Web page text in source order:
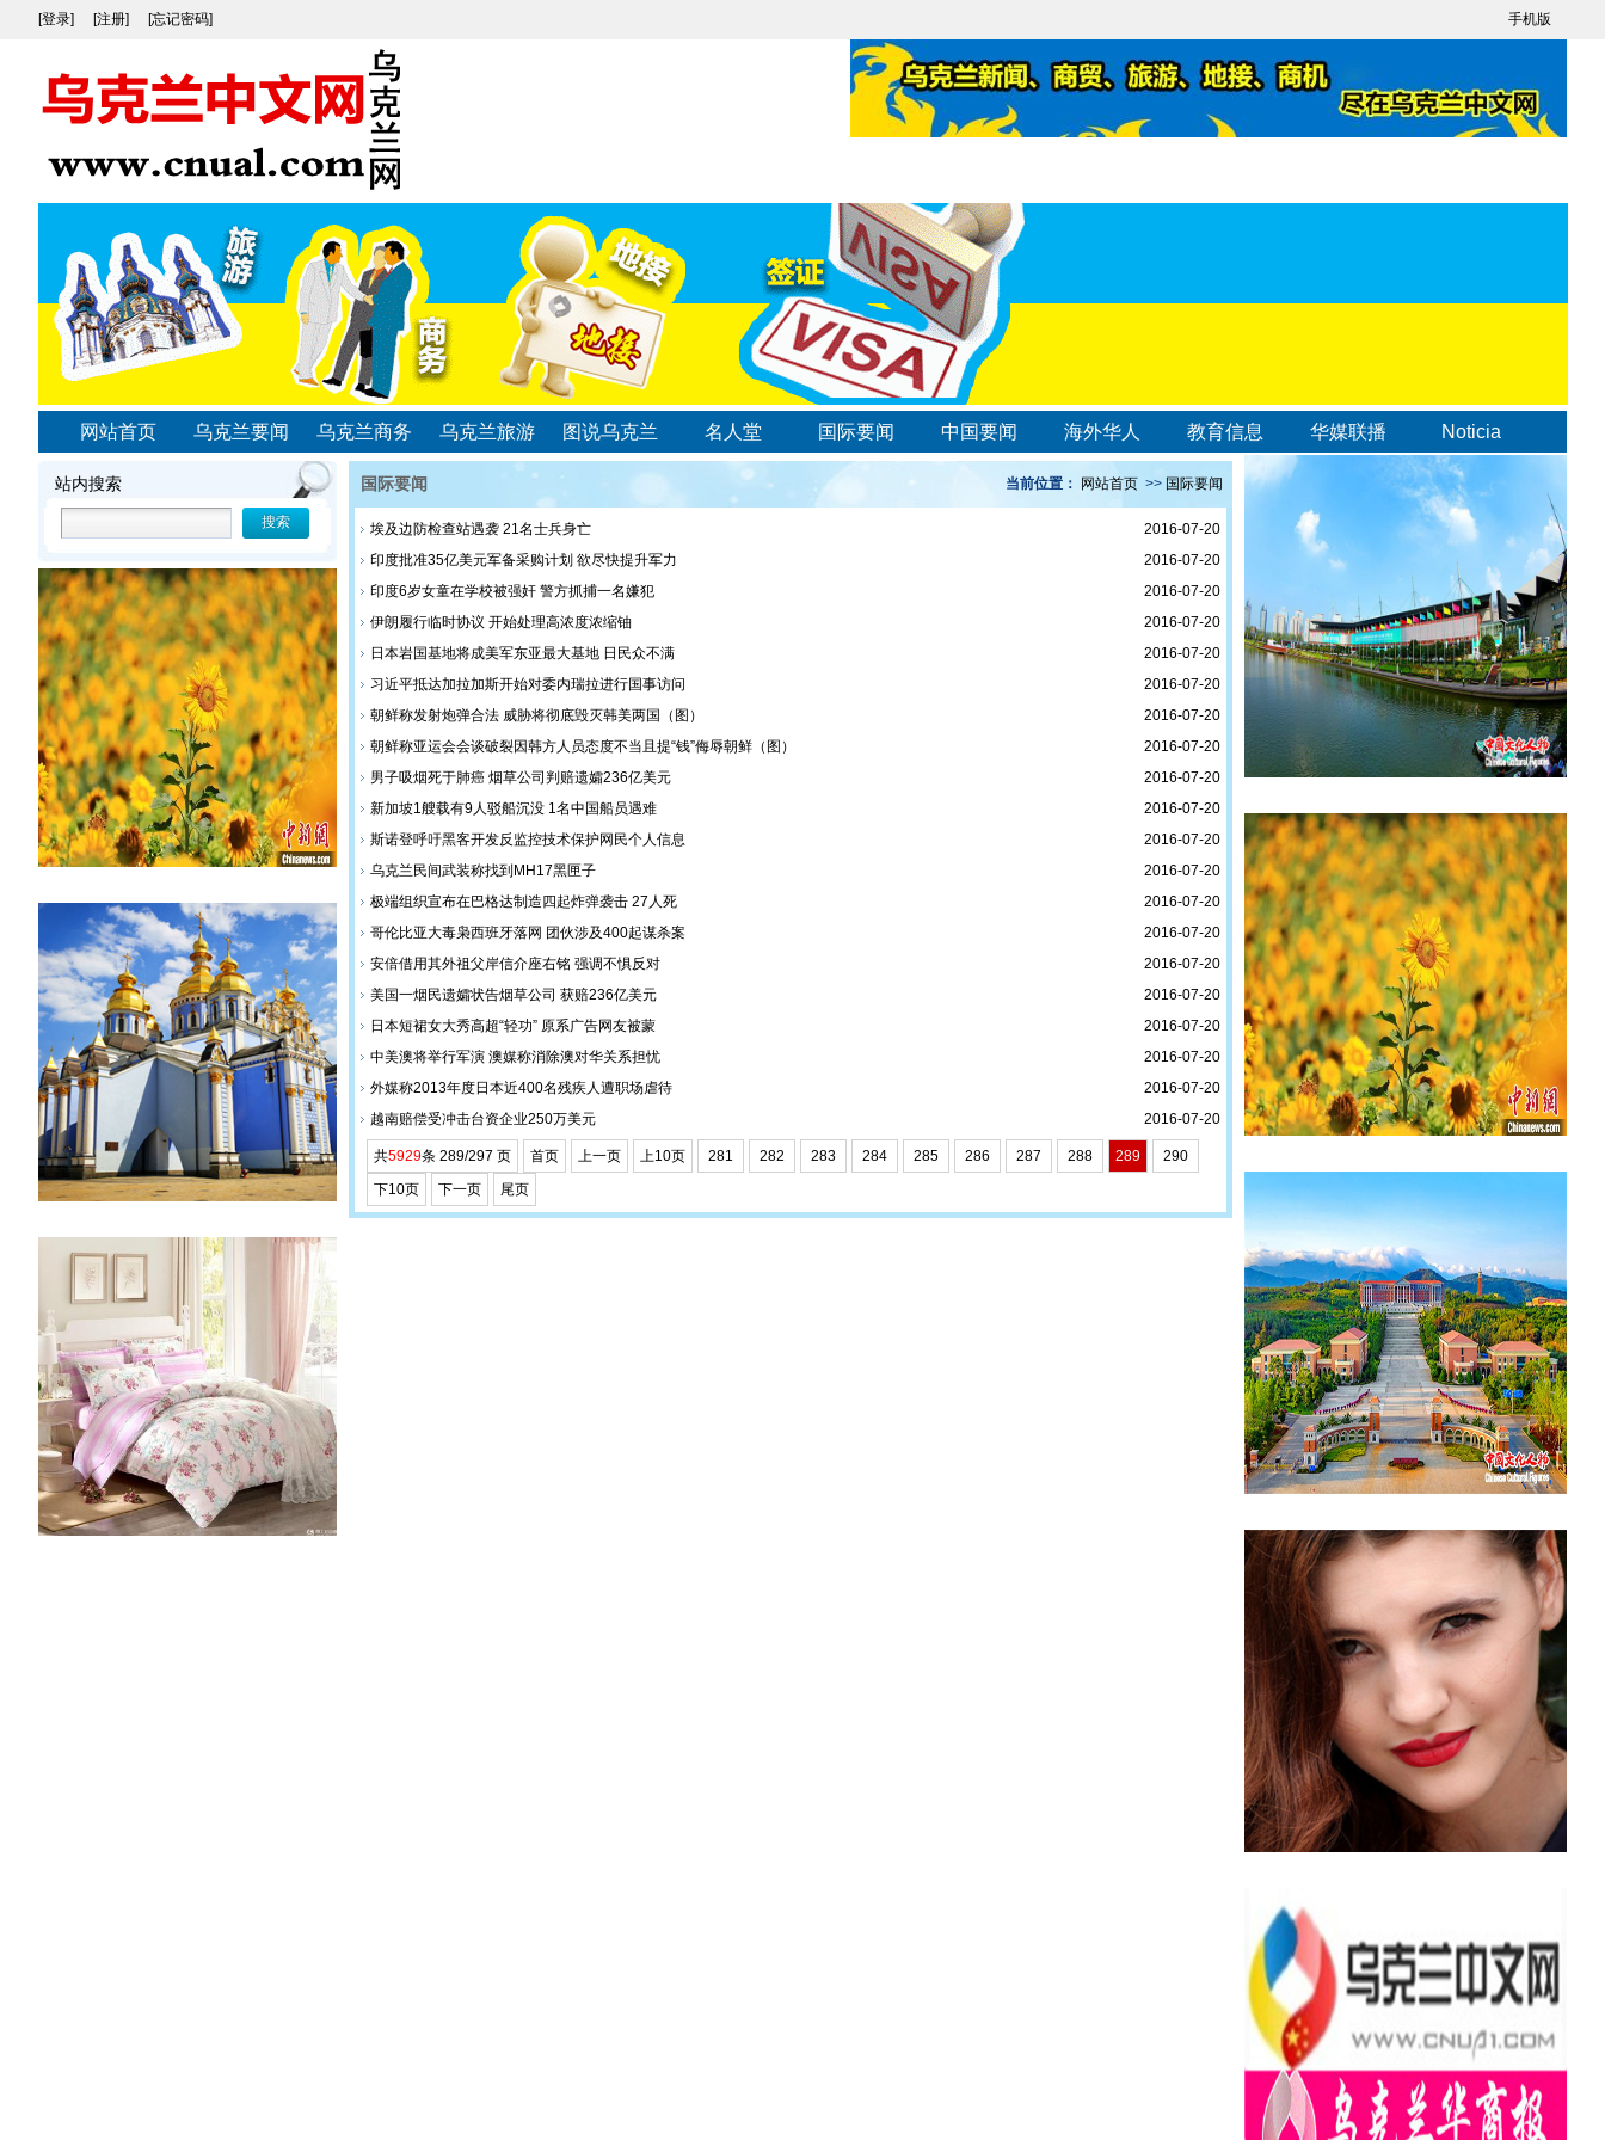
手机版
[登录] [注册] [忘记密码]
网站首页 乌克兰要闻 乌克兰商务 乌克兰旅游 图说乌克兰 名人堂 国际要闻 中国要闻 海外华人 教育信息 华媒联播 Noticia
站内搜索 当前位置： 网站首页 >> 国际要闻
国际要闻
2016-07-20
埃及边防检查站遇袭 21名士兵身亡
2016-07-20
印度批准35亿美元军备采购计划 欲尽快提升军力
2016-07-20
印度6岁女童在学校被强奸 警方抓捕一名嫌犯
2016-07-20
伊朗履行临时协议 开始处理高浓度浓缩铀
2016-07-20
日本岩国基地将成美军东亚最大基地 日民众不满
2016-07-20
习近平抵达加拉加斯开始对委内瑞拉进行国事访问
2016-07-20
朝鲜称发射炮弹合法 威胁将彻底毁灭韩美两国（图）
2016-07-20
朝鲜称亚运会会谈破裂因韩方人员态度不当且提“钱”侮辱朝鲜（图）
2016-07-20
男子吸烟死于肺癌 烟草公司判赔遗孀236亿美元
2016-07-20
新加坡1艘载有9人驳船沉没 1名中国船员遇难
2016-07-20
斯诺登呼吁黑客开发反监控技术保护网民个人信息
2016-07-20
乌克兰民间武装称找到MH17黑匣子
2016-07-20
极端组织宣布在巴格达制造四起炸弹袭击 27人死
2016-07-20
哥伦比亚大毒枭西班牙落网 团伙涉及400起谋杀案
2016-07-20
安倍借用其外祖父岸信介座右铭 强调不惧反对
2016-07-20
美国一烟民遗孀状告烟草公司 获赔236亿美元
2016-07-20
日本短裙女大秀高超“轻功” 原系广告网友被蒙
2016-07-20
中美澳将举行军演 澳媒称消除澳对华关系担忧
2016-07-20
外媒称2013年度日本近400名残疾人遭职场虐待
2016-07-20
越南赔偿受冲击台资企业250万美元
共5929条 289/297 页 首页 上一页 上10页 281 282 283 284 285 286 287 288 289
290
下10页
下一页 尾页